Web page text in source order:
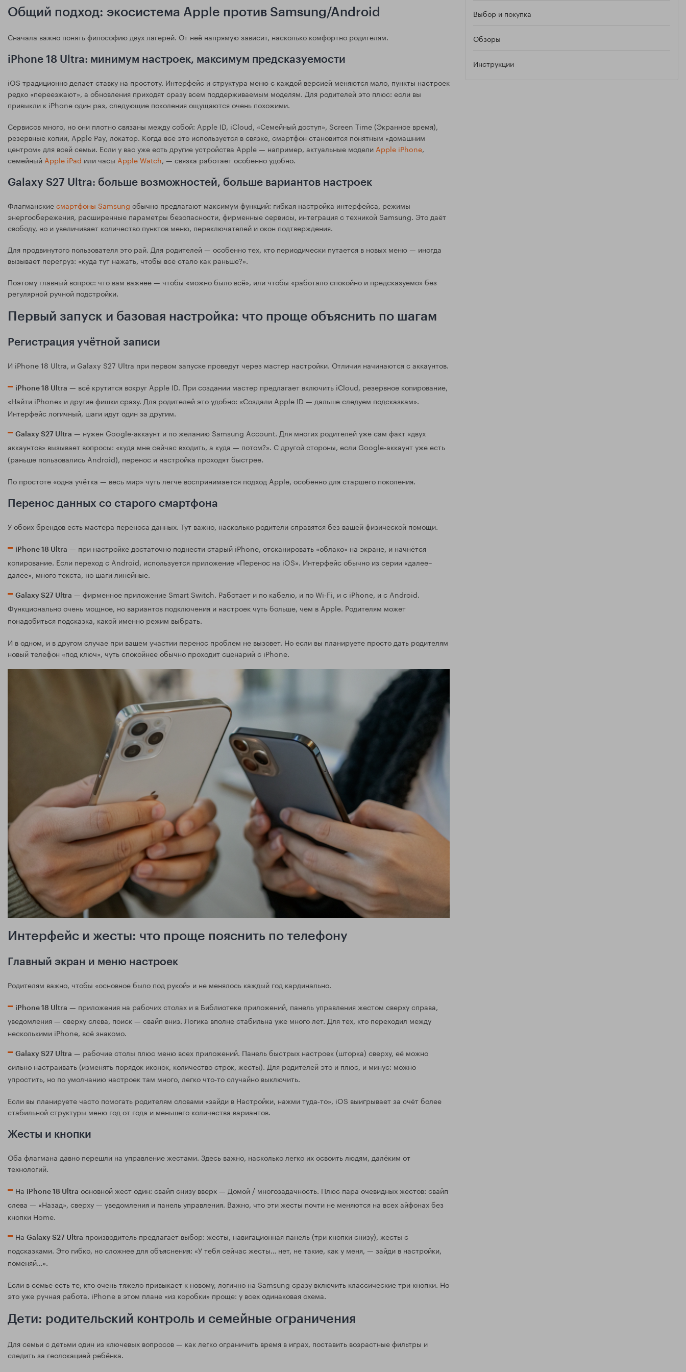
Общий подход: экосистема Apple против Samsung/Android
Сначала важно понять философию двух лагерей. От неё напрямую зависит, насколько комфортно родителям.
iPhone 18 Ultra: минимум настроек, максимум предсказуемости
iOS традиционно делает ставку на простоту. Интерфейс и структура меню с каждой версией меняются мало, пункты настроек
редко «переезжают», а обновления приходят сразу всем поддерживаемым моделям. Для родителей это плюс: если вы
привыкли к iPhone один раз, следующие поколения ощущаются очень похожими.
Сервисов много, но они плотно связаны между собой: Apple ID, iCloud, «Семейный доступ», Screen Time (Экранное время),
резервные копии, Apple Pay, локатор. Когда всё это используется в связке, смартфон становится понятным «домашним
центром» для всей семьи. Если у вас уже есть другие устройства Apple — например, актуальные моделиApple iPhone,
семейныйApple iPad или часы Apple Watch, — связка работает особенно удобно.
Galaxy S27 Ultra: больше возможностей, больше вариантов настроек
Флагманскиесмартфоны Samsung обычно предлагают максимум функций: гибкая настройка интерфейса, режимы
энергосбережения, расширенные параметры безопасности, фирменные сервисы, интеграция с техникой Samsung. Это даёт
свободу, но и увеличивает количество пунктов меню, переключателей и окон подтверждения.
Для продвинутого пользователя это рай. Для родителей — особенно тех, кто периодически путается в новых меню — иногда
вызывает перегруз: «куда тут нажать, чтобы всё стало как раньше?».
Поэтому главный вопрос: что вам важнее — чтобы «можно было всё», или чтобы «работало спокойно и предсказуемо» без
регулярной ручной подстройки.
Первый запуск и базовая настройка: что проще объяснить по шагам
Регистрация учётной записи
И iPhone 18 Ultra, и Galaxy S27 Ultra при первом запуске проведут через мастер настройки. Отличия начинаются с аккаунтов.
iPhone 18 Ultra — всё крутится вокруг Apple ID. При создании мастер предлагает включить iCloud, резервное копирование,
«Найти iPhone» и другие фишки сразу. Для родителей это удобно: «Создали Apple ID — дальше следуем подсказкам».
Интерфейс логичный, шаги идут один за другим.
Galaxy S27 Ultra — нужен Google-аккаунт и по желанию Samsung Account. Для многих родителей уже сам факт «двух
аккаунтов» вызывает вопросы: «куда мне сейчас входить, а куда — потом?». С другой стороны, если Google-аккаунт уже есть
(раньше пользовались Android), перенос и настройка проходят быстрее.
По простоте «одна учётка — весь мир» чуть легче воспринимается подход Apple, особенно для старшего поколения.
Перенос данных со старого смартфона
У обоих брендов есть мастера переноса данных. Тут важно, насколько родители справятся без вашей физической помощи.
iPhone 18 Ultra — при настройке достаточно поднести старый iPhone, отсканировать «облако» на экране, и начнётся
копирование. Если переход с Android, используется приложение «Перенос на iOS». Интерфейс обычно из серии «далее–
далее», много текста, но шаги линейные.
Galaxy S27 Ultra — фирменное приложение Smart Switch. Работает и по кабелю, и по Wi‑Fi, и с iPhone, и с Android.
Функционально очень мощное, но вариантов подключения и настроек чуть больше, чем в Apple. Родителям может
понадобиться подсказка, какой именно режим выбрать.
И в одном, и в другом случае при вашем участии перенос проблем не вызовет. Но если вы планируете просто дать родителям
новый телефон «под ключ», чуть спокойнее обычно проходит сценарий с iPhone.
Интерфейс и жесты: что проще пояснить по телефону
Главный экран и меню настроек
Родителям важно, чтобы «основное было под рукой» и не менялось каждый год кардинально.
iPhone 18 Ultra — приложения на рабочих столах и в Библиотеке приложений, панель управления жестом сверху справа,
уведомления — сверху слева, поиск — свайп вниз. Логика вполне стабильна уже много лет. Для тех, кто переходил между
несколькими iPhone, всё знакомо.
Galaxy S27 Ultra — рабочие столы плюс меню всех приложений. Панель быстрых настроек (шторка) сверху, её можно
сильно настраивать (изменять порядок иконок, количество строк, жесты). Для родителей это и плюс, и минус: можно
упростить, но по умолчанию настроек там много, легко что‑то случайно выключить.
Если вы планируете часто помогать родителям словами «зайди в Настройки, нажми туда‑то», iOS выигрывает за счёт более
стабильной структуры меню год от года и меньшего количества вариантов.
Жесты и кнопки
Оба флагмана давно перешли на управление жестами. Здесь важно, насколько легко их освоить людям, далёким от
технологий.
На iPhone 18 Ultra основной жест один: свайп снизу вверх — Домой / многозадачность. Плюс пара очевидных жестов: свайп
слева — «Назад», сверху — уведомления и панель управления. Важно, что эти жесты почти не меняются на всех айфонах без
кнопки Home.
На Galaxy S27 Ultra производитель предлагает выбор: жесты, навигационная панель (три кнопки снизу), жесты с
подсказками. Это гибко, но сложнее для объяснения: «У тебя сейчас жесты… нет, не такие, как у меня, — зайди в настройки,
поменяй…».
Если в семье есть те, кто очень тяжело привыкает к новому, логично на Samsung сразу включить классические три кнопки. Но
это уже ручная работа. iPhone в этом плане «из коробки» проще: у всех одинаковая схема.
Дети: родительский контроль и семейные ограничения
Для семьи с детьми один из ключевых вопросов — как легко ограничить время в играх, поставить возрастные фильтры и
следить за геолокацией ребёнка.
Выбор и покупка
Обзоры
Инструкции